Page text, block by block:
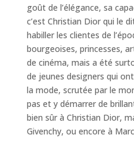
goût de l’élégance, sa
c’est Christian Dior qui le
habiller les clientes de
bourgeoises, princesses,
de cinéma, mais a été
de jeunes designers qui
la mode, scrutée par le
pas et y démarrer de
bien sûr à Christian Dior,
Givenchy, ou encore à